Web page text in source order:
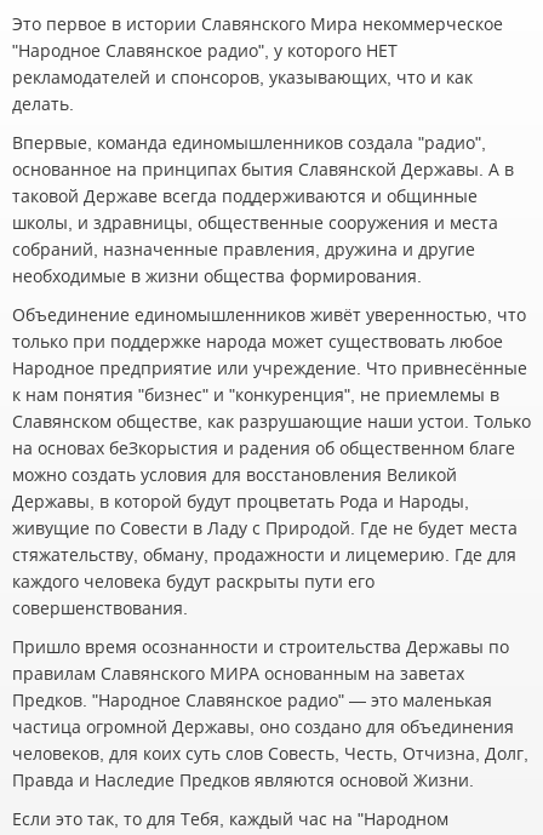
Это первое в истории Славянского Мира некоммерческое
"Народное Славянское радио", у которого НЕТ
рекламодателей и спонсоров, указывающих, что и как
делать.
Впервые, команда единомышленников создала "радио",
основанное на принципах бытия Славянской Державы. А в
таковой Державе всегда поддерживаются и общинные
школы, и здравницы, общественные сооружения и места
собраний, назначенные правления, дружина и другие
необходимые в жизни общества формирования.
Объединение единомышленников живёт уверенностью, что
только при поддержке народа может существовать любое
Народное предприятие или учреждение. Что привнесённые
к нам понятия "бизнес" и "конкуренция", не приемлемы в
Славянском обществе, как разрушающие наши устои. Только
на основах беЗкорыстия и радения об общественном благе
можно создать условия для восстановления Великой
Державы, в которой будут процветать Рода и Народы,
живущие по Совести в Ладу с Природой. Где не будет места
стяжательству, обману, продажности и лицемерию. Где для
каждого человека будут раскрыты пути его
совершенствования.
Пришло время осознанности и строительства Державы по
правилам Славянского МИРА основанным на заветах
Предков. "Народное Славянское радио" — это маленькая
частица огромной Державы, оно создано для объединения
человеков, для коих суть слов Совесть, Честь, Отчизна, Долг,
Правда и Наследие Предков являются основой Жизни.
Если это так, то для Тебя, каждый час на "Народном